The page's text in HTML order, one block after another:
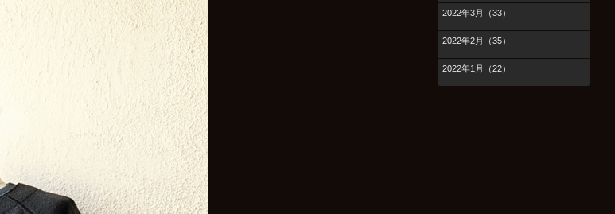
2022年3月（33）
2022年2月（35）
2022年1月（22）